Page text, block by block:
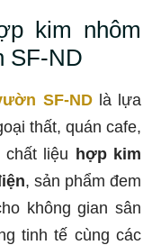
kim nhôm
SF-ND
SF-NDlà lựa
thất, quán cafe,
liệu hợp kim
, sản phẩm đem
không gian sân
tinh tế cùng các